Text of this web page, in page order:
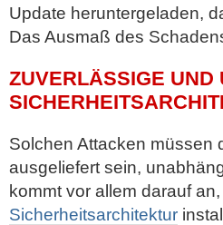
Update heruntergeladen,
Das Ausmaß des
ZUVERLÄSSIGE UND
Solchen Attacken müssen
ausgeliefert sein,
kommt vor allem darauf
Sicherheitsarchitektur